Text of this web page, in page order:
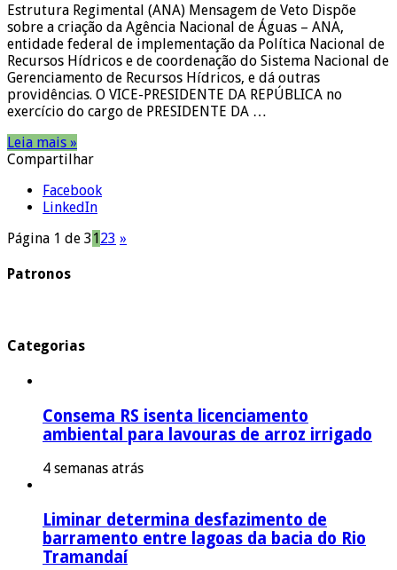
Estrutura Regimental (ANA) Mensagem de Veto Dispõe
sobre a criação da Agência Nacional de Águas – ANA,
entidade federal de implementação da Política Nacional de
Recursos Hídricos e de coordenação do Sistema Nacional de
Gerenciamento de Recursos Hídricos, e dá outras
providências. O VICE-PRESIDENTE DA REPÚBLICA no
exercício do cargo de PRESIDENTE DA …
Leia mais »
Compartilhar
Facebook
LinkedIn
Página 1 de 3123 »
Patronos
Categorias
Consema RS isenta licenciamento
ambiental para lavouras de arroz irrigado
4 semanas atrás
Liminar determina desfazimento de
barramento entre lagoas da bacia do Rio
Tramandaí